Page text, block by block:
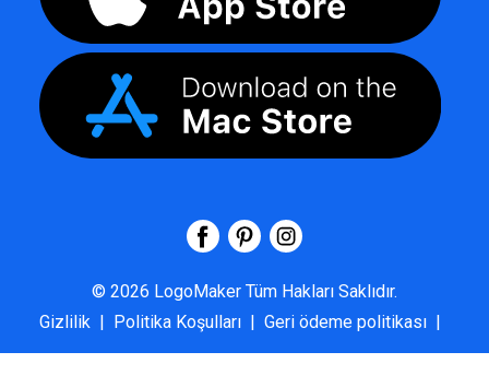
© 2026 LogoMaker Tüm Hakları Saklıdır.
Gizlilik | Politika Koşulları | Geri ödeme politikası |